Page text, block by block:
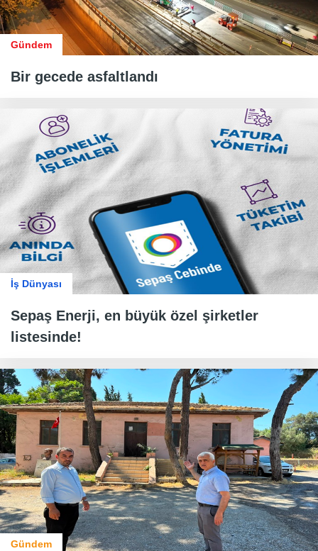
Gündem
Bir gecede asfaltlandı
İş Dünyası
Sepaş Enerji, en büyük özel şirketler
listesinde!
Gündem